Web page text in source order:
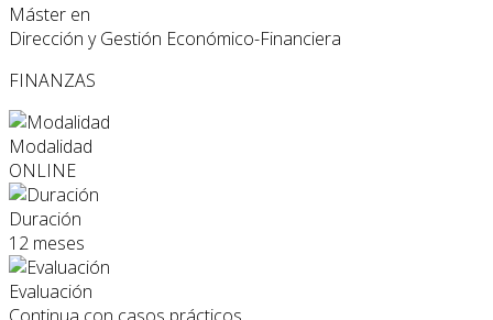
Máster en
Dirección y Gestión Económico-Financiera
FINANZAS
Modalidad
ONLINE
Duración
12 meses
Evaluación
Continua con casos prácticos